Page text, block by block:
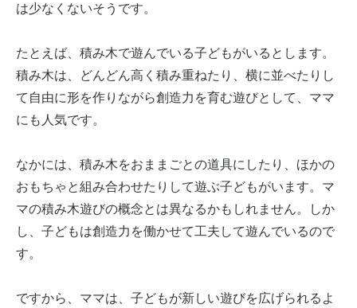
は少なくないそうです。
たとえば、積み木で遊んでいる子どもがいるとします。
積み木は、どんどん高く積み重ねたり、横に並べたりし
て自由に形を作りながら創造力を育む遊びとして、ママ
にも人気です。
なかには、積み木をおままごとの道具にしたり、ほかの
おもちゃと組み合わせたりして遊ぶ子どもがいます。マ
マの積み木遊びの概念とは異なるかもしれません。しか
し、子どもは創造力を働かせて工夫して遊んでいるので
す。
ですから、ママは、子どもが新しい遊びを広げられるよ